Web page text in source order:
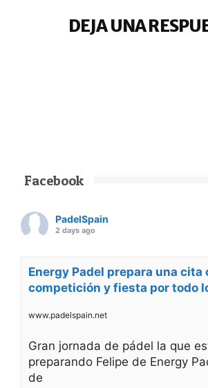
DEJA UNA
Facebook
PadelSpain
2 days ago
Energy Padel prepara una cita
competición y fiesta por todo
www.padelspain.net
Gran jornada de pádel la que
preparando Felipe de Energy
de